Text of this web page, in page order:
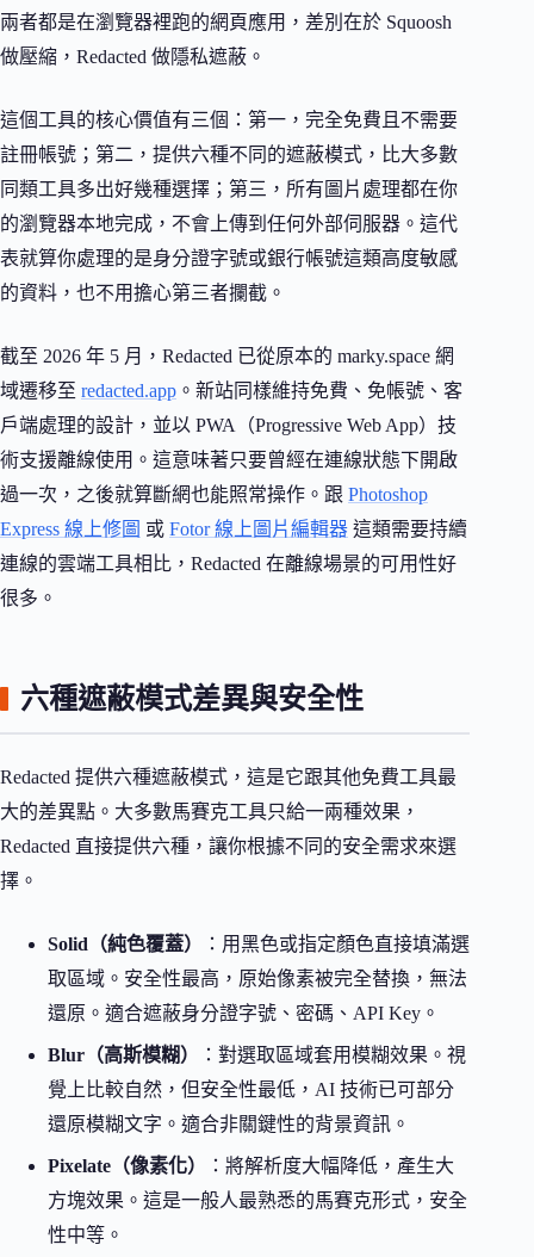
兩者都是在瀏覽器裡跑的網頁應用，差別在於 Squoosh
做壓縮，Redacted 做隱私遮蔽。
這個工具的核心價值有三個：第一，完全免費且不需要
註冊帳號；第二，提供六種不同的遮蔽模式，比大多數
同類工具多出好幾種選擇；第三，所有圖片處理都在你
的瀏覽器本地完成，不會上傳到任何外部伺服器。這代
表就算你處理的是身分證字號或銀行帳號這類高度敏感
的資料，也不用擔心第三者攔截。
截至 2026 年 5 月，Redacted 已從原本的 marky.space 網
域遷移至 redacted.app 。新站同樣維持免費、免帳號、客
戶端處理的設計，並以 PWA（Progressive Web App）技
術支援離線使用。這意味著只要曾經在連線狀態下開啟
過一次，之後就算斷網也能照常操作。跟 Photoshop
Express 線上修圖 或 Fotor 線上圖片編輯器 這類需要持續
連線的雲端工具相比，Redacted 在離線場景的可用性好
很多。
六種遮蔽模式差異與安全性
Redacted 提供六種遮蔽模式，這是它跟其他免費工具最
大的差異點。大多數馬賽克工具只給一兩種效果，
Redacted 直接提供六種，讓你根據不同的安全需求來選
擇。
Solid（純色覆蓋）
：用黑色或指定顏色直接填滿選
取區域。安全性最高，原始像素被完全替換，無法
還原。適合遮蔽身分證字號、密碼、API Key。
Blur（高斯模糊）
：對選取區域套用模糊效果。視
覺上比較自然，但安全性最低，AI 技術已可部分
還原模糊文字。適合非關鍵性的背景資訊。
Pixelate（像素化）
：將解析度大幅降低，產生大
方塊效果。這是一般人最熟悉的馬賽克形式，安全
性中等。